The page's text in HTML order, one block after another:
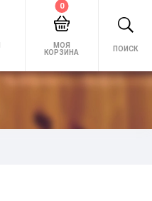
МОЯ
КОРЗИНА
0
ПОИСК